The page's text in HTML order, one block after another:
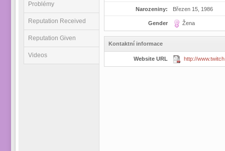
Problémy
Reputation Received
Reputation Given
Videos
Narozeniny: Březen 15, 1986
Gender Žena
Kontaktní informace
Website URL http://